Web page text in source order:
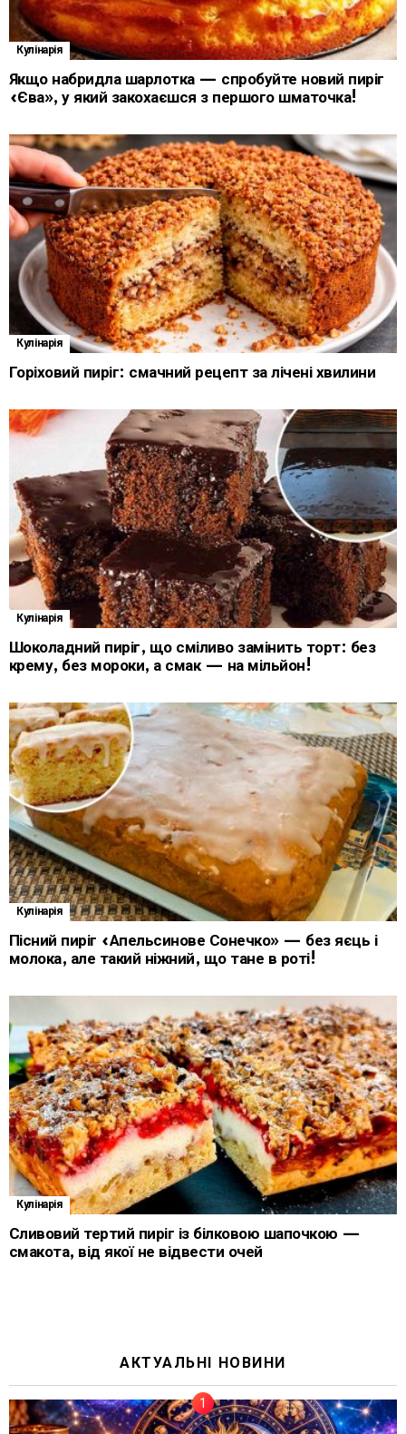
Кулінарія
Якщо набридла шарлотка — спробуйте новий пиріг
«Єва», у який закохаєшся з першого шматочка!
Кулінарія
Горіховий пиріг: смачний рецепт за лічені хвилини
Кулінарія
Шоколадний пиріг, що сміливо замінить торт: без
крему, без мороки, а смак — на мільйон!
Кулінарія
Пісний пиріг «Апельсинове Сонечко» — без яєць і
молока, але такий ніжний, що тане в роті!
Кулінарія
Сливовий тертий пиріг із білковою шапочкою —
смакота, від якої не відвести очей
АКТУАЛЬНІ НОВИНИ